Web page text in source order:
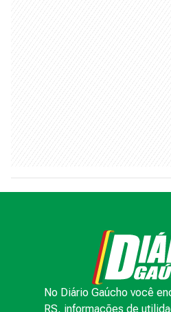
No Diário Gaúcho você
RS, informações de